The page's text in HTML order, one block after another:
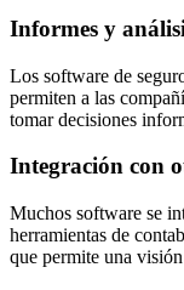
Informes y
Los software de
permiten a las
tomar decisiones
Integración con
Muchos software se
herramientas de
que permite una